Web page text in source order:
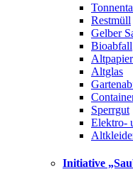
Restmüll
Gelber
Bioabfall
Altpapier
Altglas
Sperrgut
Elektro-
Initiative